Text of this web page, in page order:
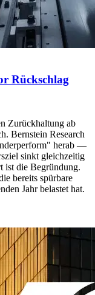
Rückschlag
Zurückhaltung ab
Bernstein Research
herab —
sinkt gleichzeitig
ist die Begründung.
bereits spürbare
Jahr belastet hat.